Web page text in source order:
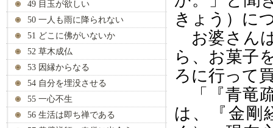
49 目玉が欲しい
50 一人も雨に降られない
51 どこに佛がいないか
52 草木成仏
53 因縁からなる
54 自分を埋没させる
55 一心不生
56 生活は即ち禅である
きょう）に
お婆さん
ら、お菓子
ろに行って
「『青竜
は、『金剛